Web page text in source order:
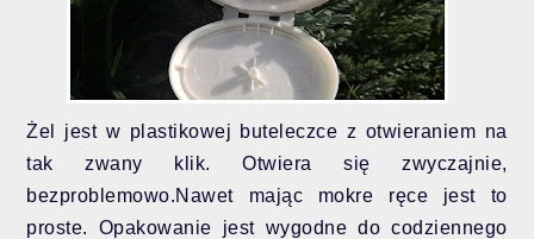
Żel jest w plastikowej buteleczce z otwieraniem na
tak zwany klik. Otwiera się zwyczajnie,
bezproblemowo.Nawet mając mokre ręce jest to
proste. Opakowanie jest wygodne do codziennego